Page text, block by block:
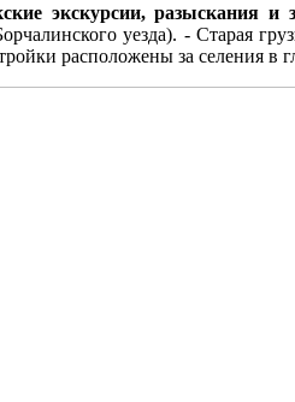
экскурсии, разыскания и
уезда). - Старая
расположены за селения в